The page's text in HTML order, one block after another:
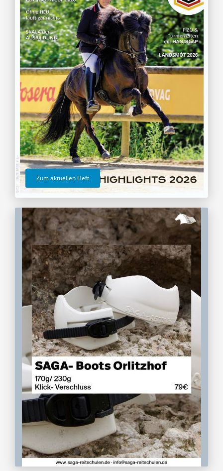
Zum aktuellen Heft